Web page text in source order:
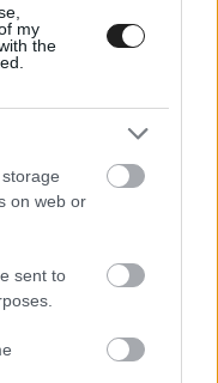
my
the
on web or
sent to